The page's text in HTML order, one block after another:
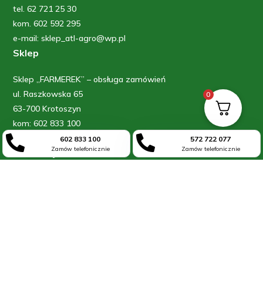
tel. 62 721 25 30
kom. 602 592 295
e-mail: sklep_atl-agro@wp.pl
Sklep
Sklep „FARMEREK” – obsługa zamówień
ul. Raszkowska 65
63-700 Krotoszyn
kom: 602 833 100
kom: 572 722 077
Informacje
 602 833 100
Zamów telefonicznie  572 722 077
Zamów telefonicznie
0